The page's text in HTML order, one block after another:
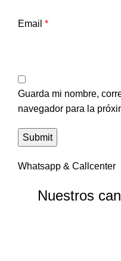
Email *
Guarda mi nombre,
navegador para la
Whatsapp & Callcenter
Nuestros